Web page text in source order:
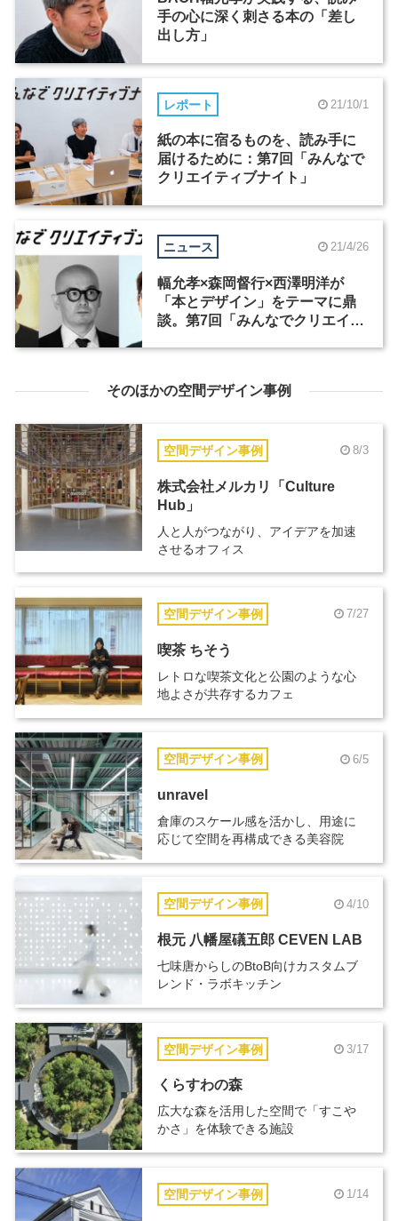
手の心に深く刺さる本の「差し
出し方」
レポート 21/10/1
紙の本に宿るものを、読み手に
届けるために：第7回「みんなで
クリエイティブナイト」
ニュース 21/4/26
幅允孝×森岡督行×西澤明洋が
「本とデザイン」をテーマに鼎
談。第7回「みんなでクリエイテ
そのほかの空間デザイン事例
空間デザイン事例 8/3
株式会社メルカリ「Culture
Hub」
人と人がつながり、アイデアを加速
させるオフィス
空間デザイン事例 7/27
喫茶 ちそう
レトロな喫茶文化と公園のような心
地よさが共存するカフェ
空間デザイン事例 6/5
unravel
倉庫のスケール感を活かし、用途に
応じて空間を再構成できる美容院
空間デザイン事例 4/10
根元 八幡屋礒五郎 CEVEN LAB
七味唐からしのBtoB向けカスタムブ
レンド・ラボキッチン
空間デザイン事例 3/17
くらすわの森
広大な森を活用した空間で「すこや
かさ」を体験できる施設
空間デザイン事例 1/14